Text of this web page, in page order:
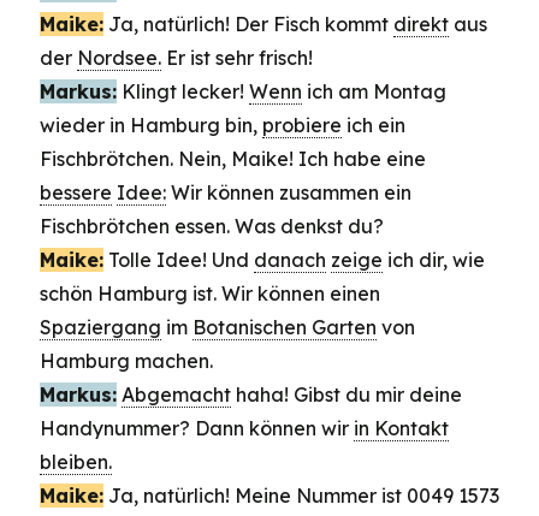
Maike: Ja, natürlich! Der Fisch kommt direkt aus
der Nordsee. Er ist sehr frisch!
Markus: Klingt lecker! Wenn ich am Montag
wieder in Hamburg bin, probiere ich ein
Fischbrötchen. Nein, Maike! Ich habe eine
bessere Idee: Wir können zusammen ein
Fischbrötchen essen. Was denkst du?
Maike: Tolle Idee! Und danach zeige ich dir, wie
schön Hamburg ist. Wir können einen
Spaziergang im Botanischen Garten von
Hamburg machen.
Markus: Abgemacht haha! Gibst du mir deine
Handynummer? Dann können wir in Kontakt
bleiben.
Maike: Ja, natürlich! Meine Nummer ist 0049 1573